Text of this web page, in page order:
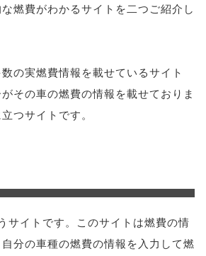
燃費がわかるサイトを二つご紹介し
の実燃費情報を載せているサイト
その車の燃費の情報を載せておりま
つサイトです。
サイトです。このサイトは燃費の情
分の車種の燃費の情報を入力して燃